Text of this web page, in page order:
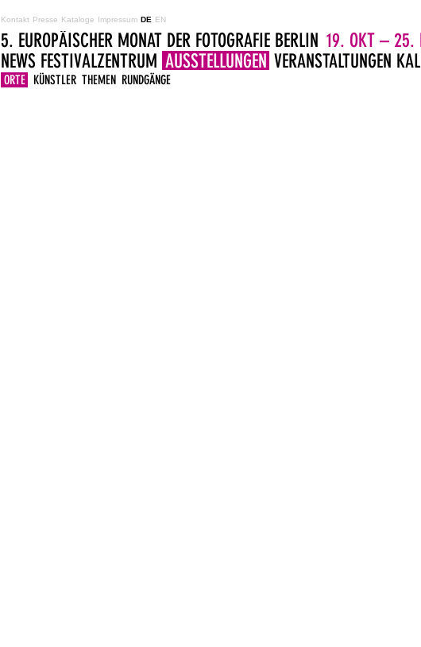
Kontakt Presse Kataloge Impressum DE EN
5. EUROPÄISCHER MONAT DER FOTOGRAFIE BERLIN 19. OKT – 25.
NEWS FESTIVALZENTRUM AUSSTELLUNGEN
ORTE KÜNSTLER THEMEN RUNDGÄNGE
VERANSTALTUNGEN